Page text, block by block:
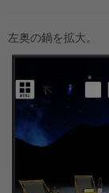
左奥の鍋を拡大。